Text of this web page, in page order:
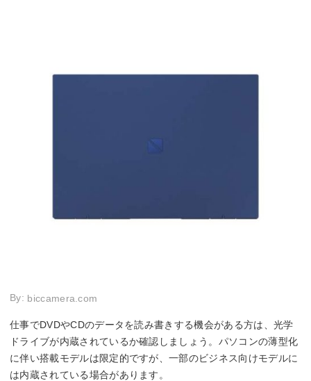
By: biccamera.com
仕事でDVDやCDのデータを読み書きする機会がある方は、光学
ドライブが内蔵されているか確認しましょう。パソコンの薄型化
に伴い搭載モデルは限定的ですが、一部のビジネス向けモデルに
は内蔵されている場合があります。